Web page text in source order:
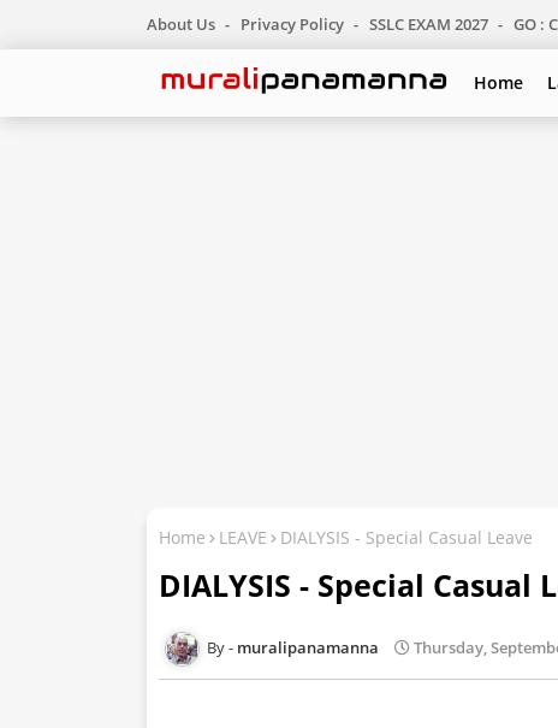
About Us Privacy Policy SSLC EXAM 2027 GO :
Home
Home LEAVE DIALYSIS - Special Casual Leave
DIALYSIS - Special Casual
muralipanamanna Thursday,